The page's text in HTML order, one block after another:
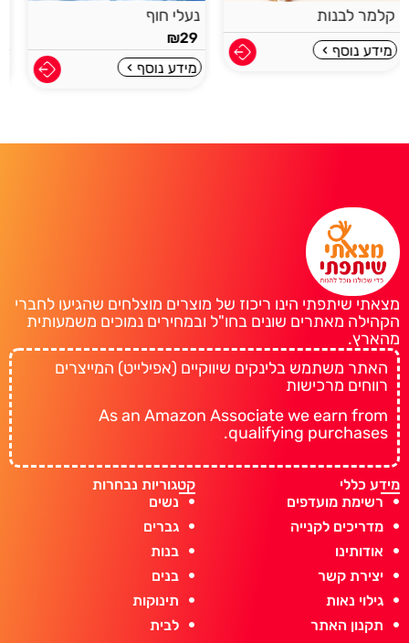
נעלי חוף
₪29
בגד ים לילדים
מידע נוסף
מצאתי שיתפתי הינו ריכוז של מוצרים מוצלחים שהגיעו לחברי
הקהילה מאתרים שונים בחו"ל ובמחירים נמוכים משמעותית
מהארץ.
האתר משתמש בלינקים שיווקיים (אפילייט) המייצרים
רווחים מרכישות
As an Amazon Associate we earn from
qualifying purchases.
מידע כללי
רשימת מועדפים
מדריכים לקנייה
אודותינו
יצירת קשר
גילוי נאות
תקנון האתר
קטגוריות נבחרות
נשים
גברים
בנות
בנים
תינוקות
לבית